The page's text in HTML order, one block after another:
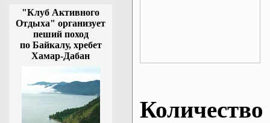
"Клуб Активного
Отдыха" организует
пеший поход
по Байкалу, хребет
Хамар-Дабан
Количество